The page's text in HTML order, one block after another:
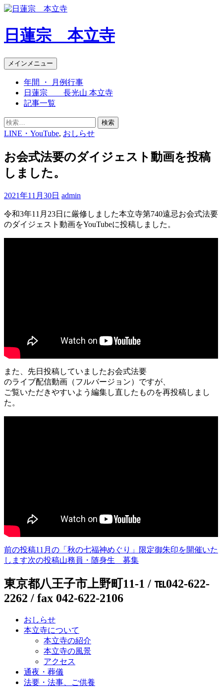
日蓮宗 本立寺
検
索
メインメニュー コ
テ
ン
キ
プ
年間 ・ 月例行事
日蓮宗 長光山 本立寺
記事一覧
検
索:
LINE・YouTube, おしらせ
お会式法要のダイジェスト動画を投稿
しました。
2021年11月30日 admin
令和3年11月23日に厳修しました本立寺第740遠忌お会式法要
のダイジェスト動画をYouTubeに投稿しました。
また、先日投稿していましたお会式法要
のライブ配信動画（フルバージョン）ですが、
ご覧いただきやすいよう編集し直したものを再投稿しまし
た。
投
稿
ナ
ビ
前の投稿11月の「秋の七福神めぐり」限定御朱印を開催いた
します次の投稿山務員・随身生 募集
東京都八王子市上野町11-1 / ℡042-622-
2262 / fax 042-622-2106
おしらせ
本立寺について
本立寺の紹介
本立寺の風景
アクセス
通夜・葬儀
法要・法事、ご供養